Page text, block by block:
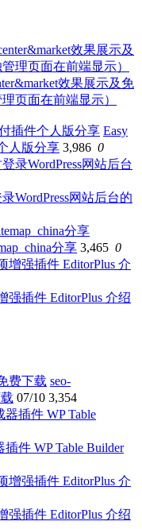
效果展示及免
页面在前端显示）
Easy
人版分享 3,986 0
WordPress网站后台的
分享 3,465 0
强插件 EditorPlus 介绍
seo-
07/10 3,354
件 WP Table Builder
强插件 EditorPlus 介绍